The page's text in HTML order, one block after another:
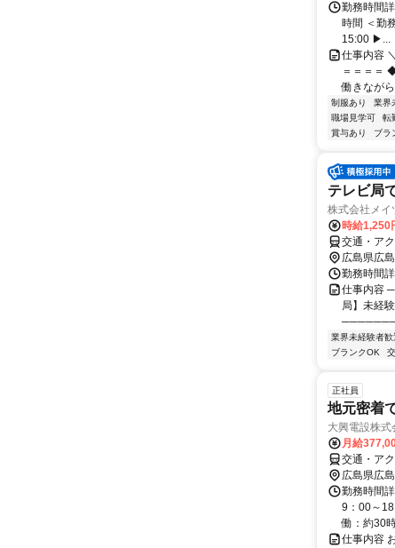
勤務時間
時間 ＜勤
15:00 ▶...
仕事内容
＝＝＝＝
働きなが
制服あり 業界
職場見学可
転
賞与あり
ブラ
テレビ局
株式会社メイ
時給1,250
交通・ア
広島県広
勤務時間
仕事内
局】未経
業界未経験者歓
ブランクOK
正社員
地元密着
大興電設株式
月給
交通・ア
広島県広
勤務時間
9：00～
働：約30
仕事内容